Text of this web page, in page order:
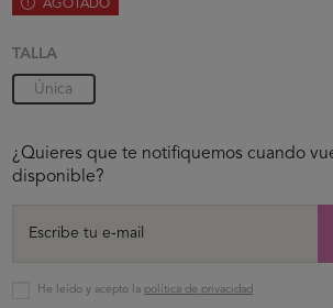
AGOTADO
TALLA
Única
¿Quieres que te notifiquemos cuando
disponible?
He leído y acepto la política de privacidad